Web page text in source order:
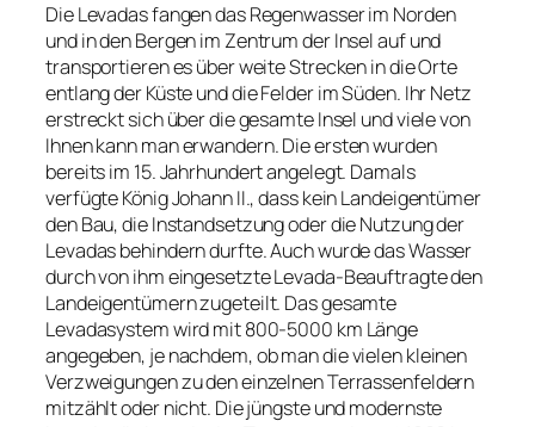
Die Levadas fangen das Regenwasser im Norden
und in den Bergen im Zentrum der Insel auf und
transportieren es über weite Strecken in die Orte
entlang der Küste und die Felder im Süden. Ihr Netz
erstreckt sich über die gesamte Insel und viele von
Ihnen kann man erwandern. Die ersten wurden
bereits im 15. Jahrhundert angelegt. Damals
verfügte König Johann II., dass kein Landeigentümer
den Bau, die Instandsetzung oder die Nutzung der
Levadas behindern durfte. Auch wurde das Wasser
durch von ihm eingesetzte Levada-Beauftragte den
Landeigentümern zugeteilt. Das gesamte
Levadasystem wird mit 800-5000 km Länge
angegeben, je nachdem, ob man die vielen kleinen
Verzweigungen zu den einzelnen Terrassenfeldern
mitzählt oder nicht. Die jüngste und modernste